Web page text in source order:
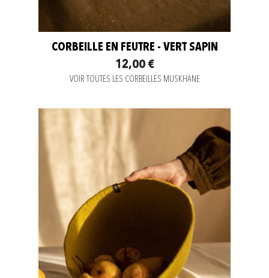
CORBEILLE EN FEUTRE - VERT SAPIN
12,00 €
VOIR TOUTES LES CORBEILLES MUSKHANE